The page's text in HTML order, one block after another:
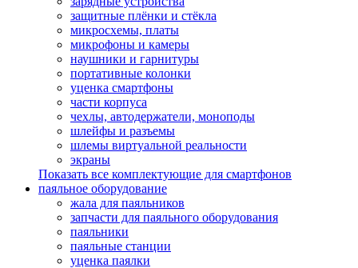
защитные плёнки и стёкла
микросхемы, платы
микрофоны и камеры
наушники и гарнитуры
портативные колонки
уценка смартфоны
части корпуса
чехлы, автодержатели, моноподы
шлейфы и разъемы
шлемы виртуальной реальности
экраны
Показать все комплектующие для смартфонов
паяльное оборудование
жала для паяльников
запчасти для паяльного оборудования
паяльники
паяльные станции
уценка паялки